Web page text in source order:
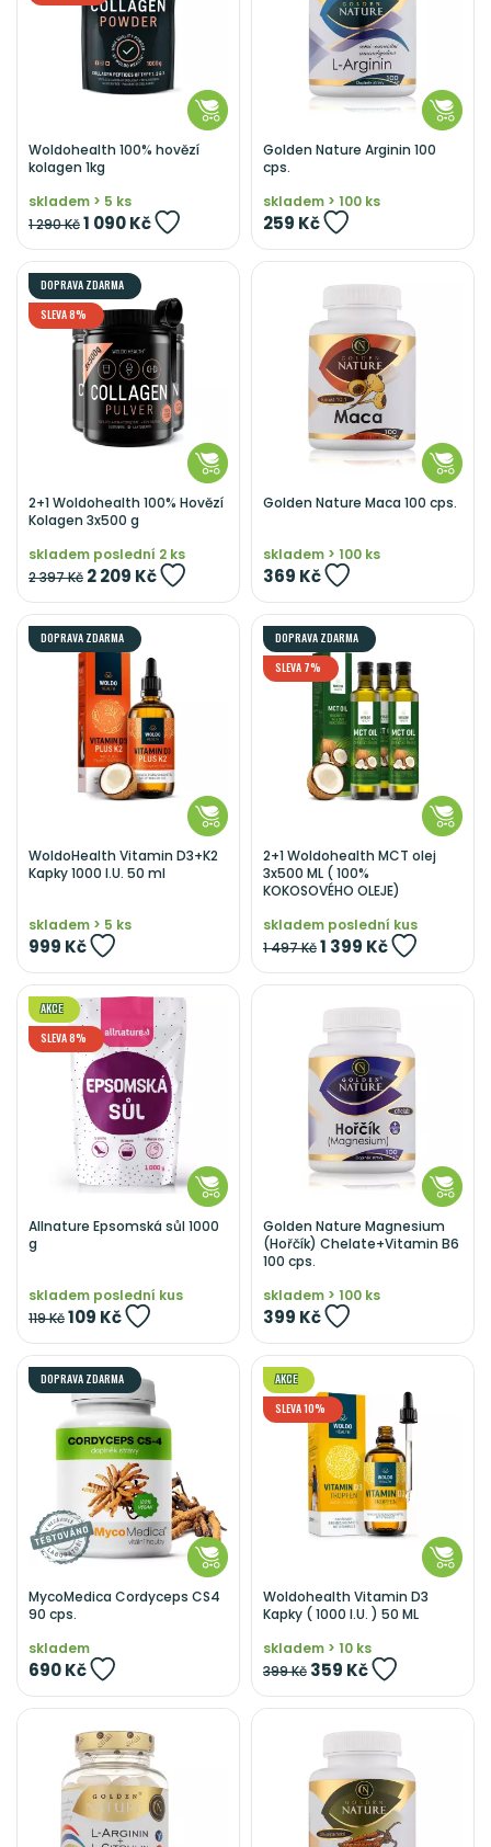
Woldohealth 100% hovězí
kolagen 1kg
skladem > 5 ks
1 290 Kč1 090 Kč
Golden Nature Arginin 100
cps.
skladem > 100 ks
259 Kč
DOPRAVA ZDARMA
SLEVA 8%
2+1 Woldohealth 100% Hovězí
Kolagen 3x500 g
skladem poslední 2 ks
2 397 Kč 2 209 Kč
Golden Nature Maca 100 cps.
skladem > 100 ks
369 Kč
DOPRAVA ZDARMA
WoldoHealth Vitamin D3+K2
Kapky 1000 I.U. 50 ml
skladem > 5 ks
999 Kč
DOPRAVA ZDARMA
SLEVA 7%
2+1 Woldohealth MCT olej
3x500 ML ( 100%
KOKOSOVÉHO OLEJE)
skladem poslední kus
1 497 Kč1 399 Kč
AKCE
SLEVA 8%
Allnature Epsomská sůl 1000
g
skladem poslední kus
119 Kč109 Kč
Golden Nature Magnesium
(Hořčík) Chelate+Vitamin B6
100 cps.
skladem > 100 ks
399 Kč
DOPRAVA ZDARMA
MycoMedica Cordyceps CS4
90 cps.
skladem
690 Kč
AKCE
SLEVA 10%
Woldohealth Vitamin D3
Kapky ( 1000 I.U. ) 50 ML
skladem > 10 ks
399 Kč 359 Kč